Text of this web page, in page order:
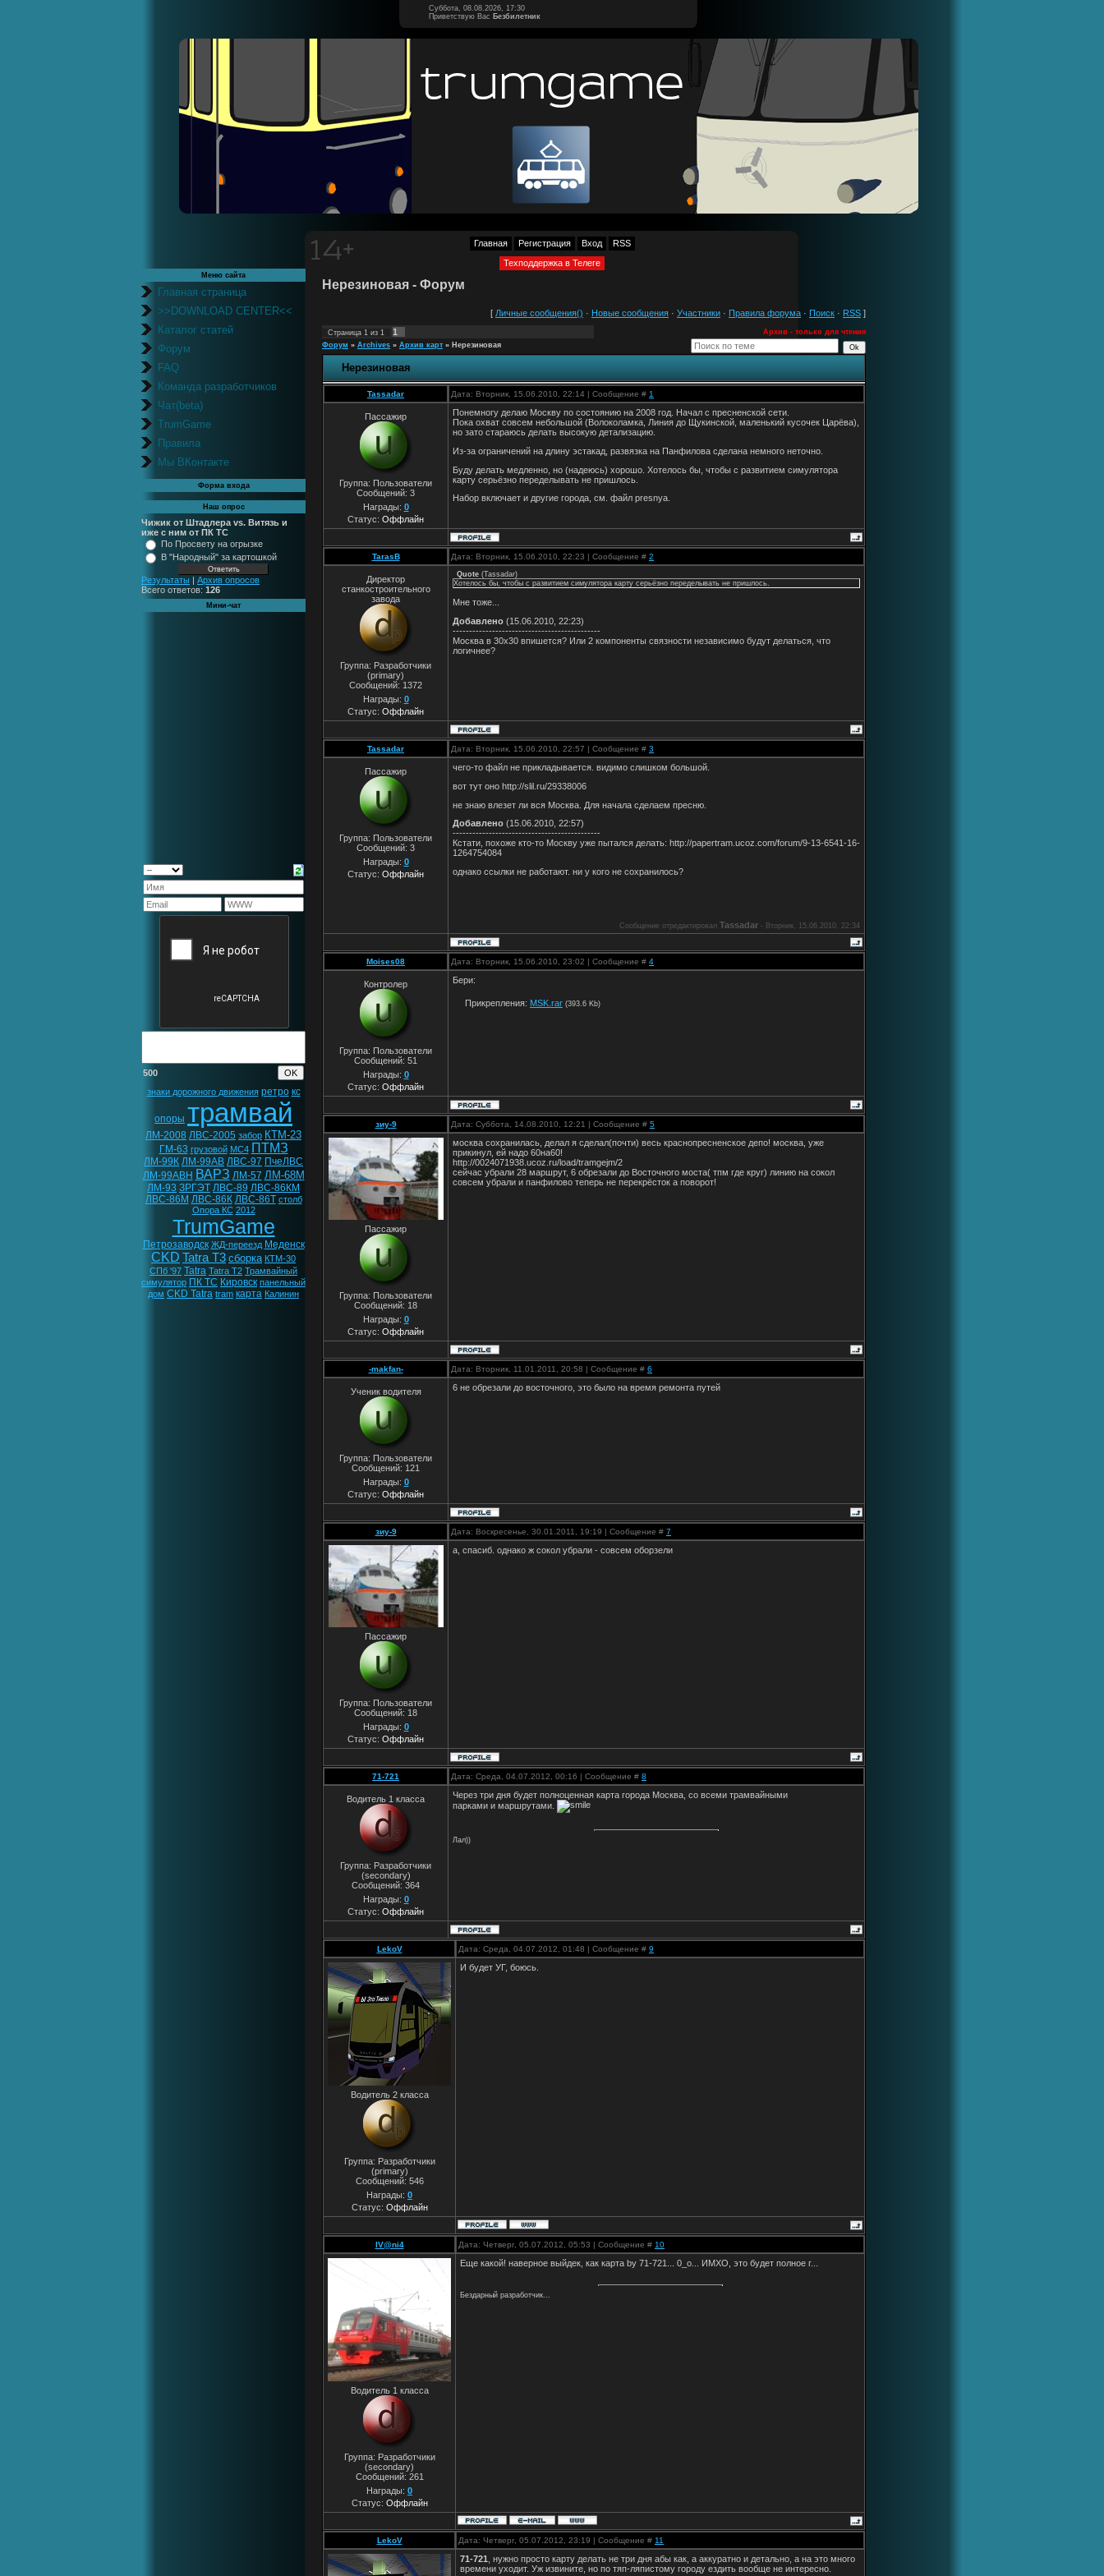
Суббота, 08.08.2026, 17:30
Приветствую Вас Безбилетник
Главная Регистрация Вход
RSS
Техподдержка в Телеге
Меню сайта
Главная страница
>>DOWNLOAD CENTER<<
Каталог статей
Форум
FAQ
Команда разработчиков
Чат(beta)
TrumGame
Правила
Мы ВКонтакте
Форма входа
Наш опрос
Чижик от Штадлера vs. Витязь и
иже с ним от ПК ТС
По Просвету на огрызке
В "Народный" за картошкой
Результаты | Архив опросов
Всего ответов: 126
Мини-чат
500
знаки дорожного движения ретро кс
опоры трамвай
ЛМ-2008 ЛВС-2005 забор КТМ-23
ГМ-63 грузовой МС4 ПТМЗ
ЛМ-99К ЛМ-99АВ ЛВС-97 ПчеЛВС
ЛМ-99АВН ВАРЗ ЛМ-57 ЛМ-68М
ЛМ-93 ЗРГЭТ ЛВС-89 ЛВС-86КМ
ЛВС-86М ЛВС-86К ЛВС-86Т столб
Опора КС 2012
TrumGame
Петрозаводск ЖД-переезд Меденск
CKD Tatra T3 сборка КТМ-30
СПб '97 Tatra Tatra T2 Трамвайный
симулятор ПК ТС Кировск панельный
дом CKD Tatra tram карта Калинин
Нерезиновая - Форум
[ Личные сообщения() · Новые сообщения · Участники · Правила форума · Поиск · RSS ]
Страница 1 из 1 1
Архив - только для чтения
Форум » Archives » Архив карт » Нерезиновая
Нерезиновая
Tassadar Дата: Вторник, 15.06.2010, 22:14 | Сообщение # 1
Пассажир
Группа: Пользователи
Сообщений: 3
Награды: 0
Статус: Оффлайн
Понемногу делаю Москву по состоянию на 2008 год. Начал с пресненской сети.
Пока охват совсем небольшой (Волоколамка, Линия до Щукинской, маленький кусочек Царёва),
но зато стараюсь делать высокую детализацию.
Из-за ограничений на длину эстакад, развязка на Панфилова сделана немного неточно.
Буду делать медленно, но (надеюсь) хорошо. Хотелось бы, чтобы с развитием симулятора
карту серьёзно переделывать не пришлось.
Набор включает и другие города, см. файл presnya.
TarasB Дата: Вторник, 15.06.2010, 22:23 | Сообщение # 2
Директор
станкостроительного
завода
Группа: Разработчики
(primary)
Сообщений: 1372
Награды: 0
Статус: Оффлайн
Quote (Tassadar)
Хотелось бы, чтобы с развитием симулятора карту серьёзно переделывать не пришлось.
Мне тоже...
Добавлено (15.06.2010, 22:23)
---------------------------------------------
Москва в 30х30 впишется? Или 2 компоненты связности независимо будут делаться, что
логичнее?
Tassadar Дата: Вторник, 15.06.2010, 22:57 | Сообщение # 3
Пассажир
Группа: Пользователи
Сообщений: 3
Награды: 0
Статус: Оффлайн
чего-то файл не прикладывается. видимо слишком большой.
вот тут оно http://slil.ru/29338006
не знаю влезет ли вся Москва. Для начала сделаем пресню.
Добавлено (15.06.2010, 22:57)
---------------------------------------------
Кстати, похоже кто-то Москву уже пытался делать: http://papertram.ucoz.com/forum/9-13-6541-16-
1264754084
однако ссылки не работают. ни у кого не сохранилось?
Сообщение отредактировал Tassadar - Вторник, 15.06.2010, 22:34
Moises08 Дата: Вторник, 15.06.2010, 23:02 | Сообщение # 4
Контролер
Группа: Пользователи
Сообщений: 51
Награды: 0
Статус: Оффлайн
Бери:
Прикрепления: MSK.rar (393.6 Kb)
зиу-9 Дата: Суббота, 14.08.2010, 12:21 | Сообщение # 5
Пассажир
Группа: Пользователи
Сообщений: 18
Награды: 0
Статус: Оффлайн
москва сохранилась, делал я сделал(почти) весь краснопресненское депо! москва, уже
прикинул, ей надо 60на60!
http://0024071938.ucoz.ru/load/tramgejm/2
сейчас убрали 28 маршрут, 6 обрезали до Восточного моста( тпм где круг) линию на сокол
совсем убрали и панфилово теперь не перекрёсток а поворот!
-makfan- Дата: Вторник, 11.01.2011, 20:58 | Сообщение # 6
Ученик водителя
Группа: Пользователи
Сообщений: 121
Награды: 0
Статус: Оффлайн
6 не обрезали до восточного, это было на время ремонта путей
зиу-9 Дата: Воскресенье, 30.01.2011, 19:19 | Сообщение # 7
Пассажир
Группа: Пользователи
Сообщений: 18
Награды: 0
Статус: Оффлайн
а, спасиб. однако ж сокол убрали - совсем оборзели
71-721 Дата: Среда, 04.07.2012, 00:16 | Сообщение # 8
Водитель 1 класса
Группа: Разработчики
(secondary)
Сообщений: 364
Награды: 0
Статус: Оффлайн
Через три дня будет полноценная карта города Москва, со всеми трамвайными
парками и маршрутами.
Лал))
LekoV Дата: Среда, 04.07.2012, 01:48 | Сообщение # 9
Водитель 2 класса
Группа: Разработчики
(primary)
Сообщений: 546
Награды: 0
Статус: Оффлайн
И будет УГ, боюсь.
IV@ni4 Дата: Четверг, 05.07.2012, 05:53 | Сообщение # 10
Водитель 1 класса
Группа: Разработчики
(secondary)
Сообщений: 261
Награды: 0
Статус: Оффлайн
Еще какой! наверное выйдек, как карта by 71-721... 0_о... ИМХО, это будет полное г...
Бездарный разработчик...
LekoV Дата: Четверг, 05.07.2012, 23:19 | Сообщение # 11
71-721, нужно просто карту делать не три дня абы как, а аккуратно и детально, а на это много
времени уходит. Уж извините, но по тяп-ляпистому городу ездить вообще не интересно.